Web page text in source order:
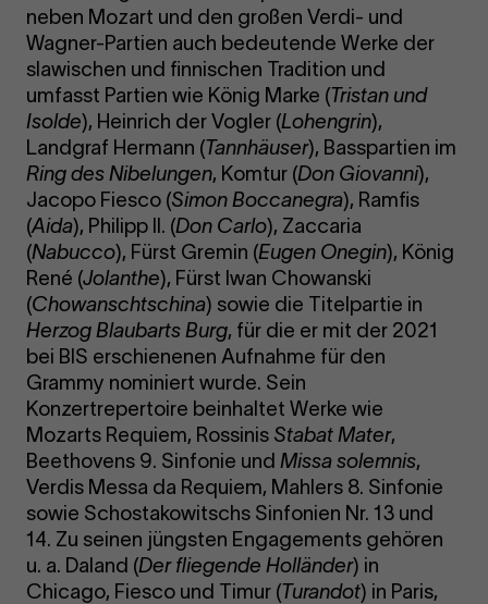
neben Mozart und den großen Verdi- und
Wagner-Partien auch bedeutende Werke der
slawischen und finnischen Tradition und
umfasst Partien wie König Marke (Tristan und
Isolde), Heinrich der Vogler (Lohengrin),
Landgraf Hermann (Tannhäuser), Basspartien im
Ring des Nibelungen, Komtur (Don Giovanni),
Jacopo Fiesco (Simon Boccanegra), Ramfis
(Aida), Philipp II. (Don Carlo), Zaccaria
(Nabucco), Fürst Gremin (Eugen Onegin), König
René (Jolanthe), Fürst Iwan Chowanski
(Chowanschtschina) sowie die Titelpartie in
Herzog Blaubarts Burg, für die er mit der 2021
bei BIS erschienenen Aufnahme für den
Grammy nominiert wurde. Sein
Konzertrepertoire beinhaltet Werke wie
Mozarts Requiem, Rossinis Stabat Mater,
Beethovens 9. Sinfonie und Missa solemnis,
Verdis Messa da Requiem, Mahlers 8. Sinfonie
sowie Schostakowitschs Sinfonien Nr. 13 und
14. Zu seinen jüngsten Engagements gehören
u. a. Daland (Der fliegende Holländer) in
Chicago, Fiesco und Timur (Turandot) in Paris,